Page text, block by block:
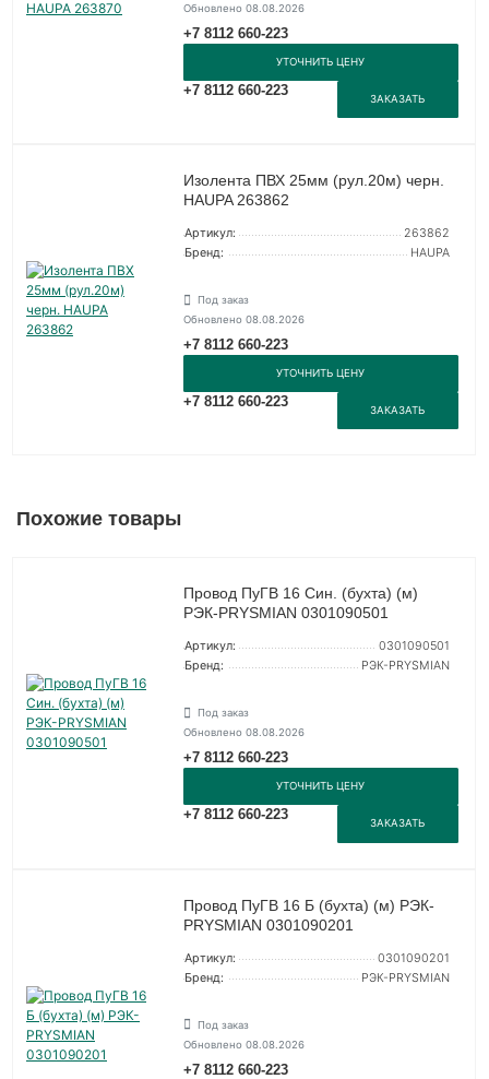
Обновлено 08.08.2026
+7 8112 660-223
УТОЧНИТЬ ЦЕНУ
+7 8112 660-223
ЗАКАЗАТЬ
Изолента ПВХ 25мм (рул.20м) черн.
HAUPA 263862
Артикул:
263862
Бренд:
HAUPA
Под заказ
Обновлено 08.08.2026
+7 8112 660-223
УТОЧНИТЬ ЦЕНУ
+7 8112 660-223
ЗАКАЗАТЬ
Похожие товары
Провод ПуГВ 16 Син. (бухта) (м)
РЭК-PRYSMIAN 0301090501
Артикул:
0301090501
Бренд:
РЭК-PRYSMIAN
Под заказ
Обновлено 08.08.2026
+7 8112 660-223
УТОЧНИТЬ ЦЕНУ
+7 8112 660-223
ЗАКАЗАТЬ
Провод ПуГВ 16 Б (бухта) (м) РЭК-
PRYSMIAN 0301090201
Артикул:
0301090201
Бренд:
РЭК-PRYSMIAN
Под заказ
Обновлено 08.08.2026
+7 8112 660-223